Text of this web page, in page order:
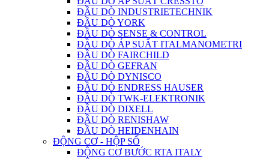
ĐẦU DÒ INDUSTRIETECHNIK
ĐẦU DÒ YORK
ĐẦU DÒ SENSE & CONTROL
ĐẦU DÒ ÁP SUẤT ITALMANOMETRI
ĐẦU DÒ FAIRCHILD
ĐẦU DÒ GEFRAN
ĐẦU DÒ DYNISCO
ĐẦU DÒ ENDRESS HAUSER
ĐẦU DÒ TWK-ELEKTRONIK
ĐẦU DÒ DIXELL
ĐẦU DÒ RENISHAW
ĐẦU DÒ HEIDENHAIN
ĐỘNG CƠ - HỘP SỐ
ĐỘNG CƠ BƯỚC RTA ITALY